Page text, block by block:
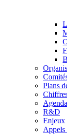
Plans
Agenda
R&D
Enjeux
Appels